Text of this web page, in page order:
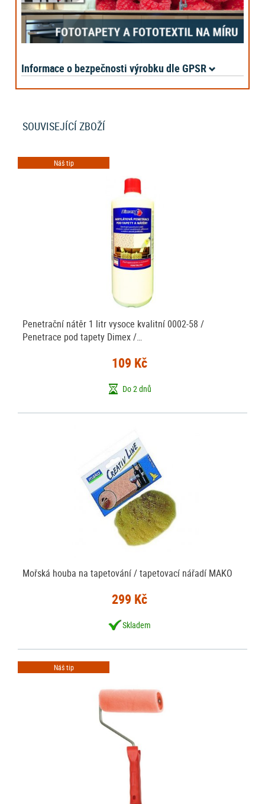
Informace o bezpečnosti výrobku dle GPSR
SOUVISEJÍCÍ ZBOŽÍ
Náš tip
Penetrační nátěr 1 litr vysoce kvalitní 0002-58 /
Penetrace pod tapety Dimex /…
109 Kč
Do 2 dnů
Mořská houba na tapetování / tapetovací nářadí MAKO
299 Kč
Skladem
Náš tip